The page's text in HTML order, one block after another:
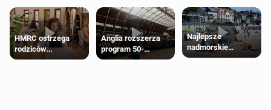
HMRC ostrzega
rodziców
pobierających Child
Anglia rozszerza
program 50-
procentowych
Najlepsze
nadmorskie
miasteczko blisko